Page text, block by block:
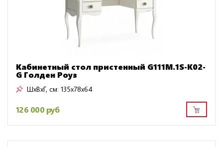
Кабинетный стол пристенный G111M.1S-K02-
G Голден Роуз
ШxВxГ, см: 135x78x64
126 000 руб